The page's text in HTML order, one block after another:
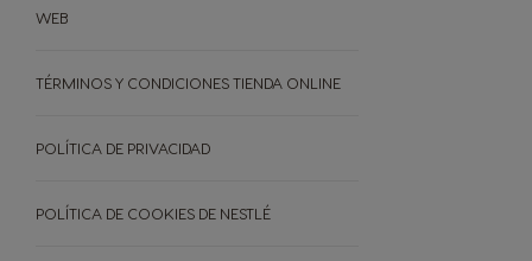
Repetir compra
WEB
TÉRMINOS Y CONDICIONES TIENDA ONLINE
POLÍTICA DE PRIVACIDAD
POLÍTICA DE COOKIES DE NESTLÉ